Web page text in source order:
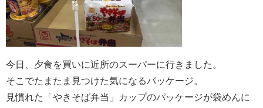
今日、夕食を買いに近所のスーパーに行きました。
そこでたまたま見つけた気になるパッケージ。
見慣れた「やきそば弁当」カップのパッケージが袋めんに